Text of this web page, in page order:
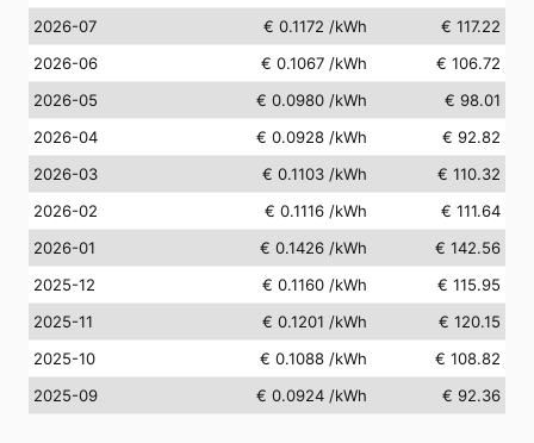
2026-07
€ 0.1172 /kWh
€ 117.22
2026-06
€ 0.1067 /kWh
€ 106.72
2026-05
€ 0.0980 /kWh
€ 98.01
2026-04
€ 0.0928 /kWh
€ 92.82
2026-03
€ 0.1103 /kWh
€ 110.32
2026-02
€ 0.1116 /kWh
€ 111.64
2026-01
€ 0.1426 /kWh
€ 142.56
2025-12
€ 0.1160 /kWh
€ 115.95
2025-11
€ 0.1201 /kWh
€ 120.15
2025-10
€ 0.1088 /kWh
€ 108.82
2025-09
€ 0.0924 /kWh € 92.36